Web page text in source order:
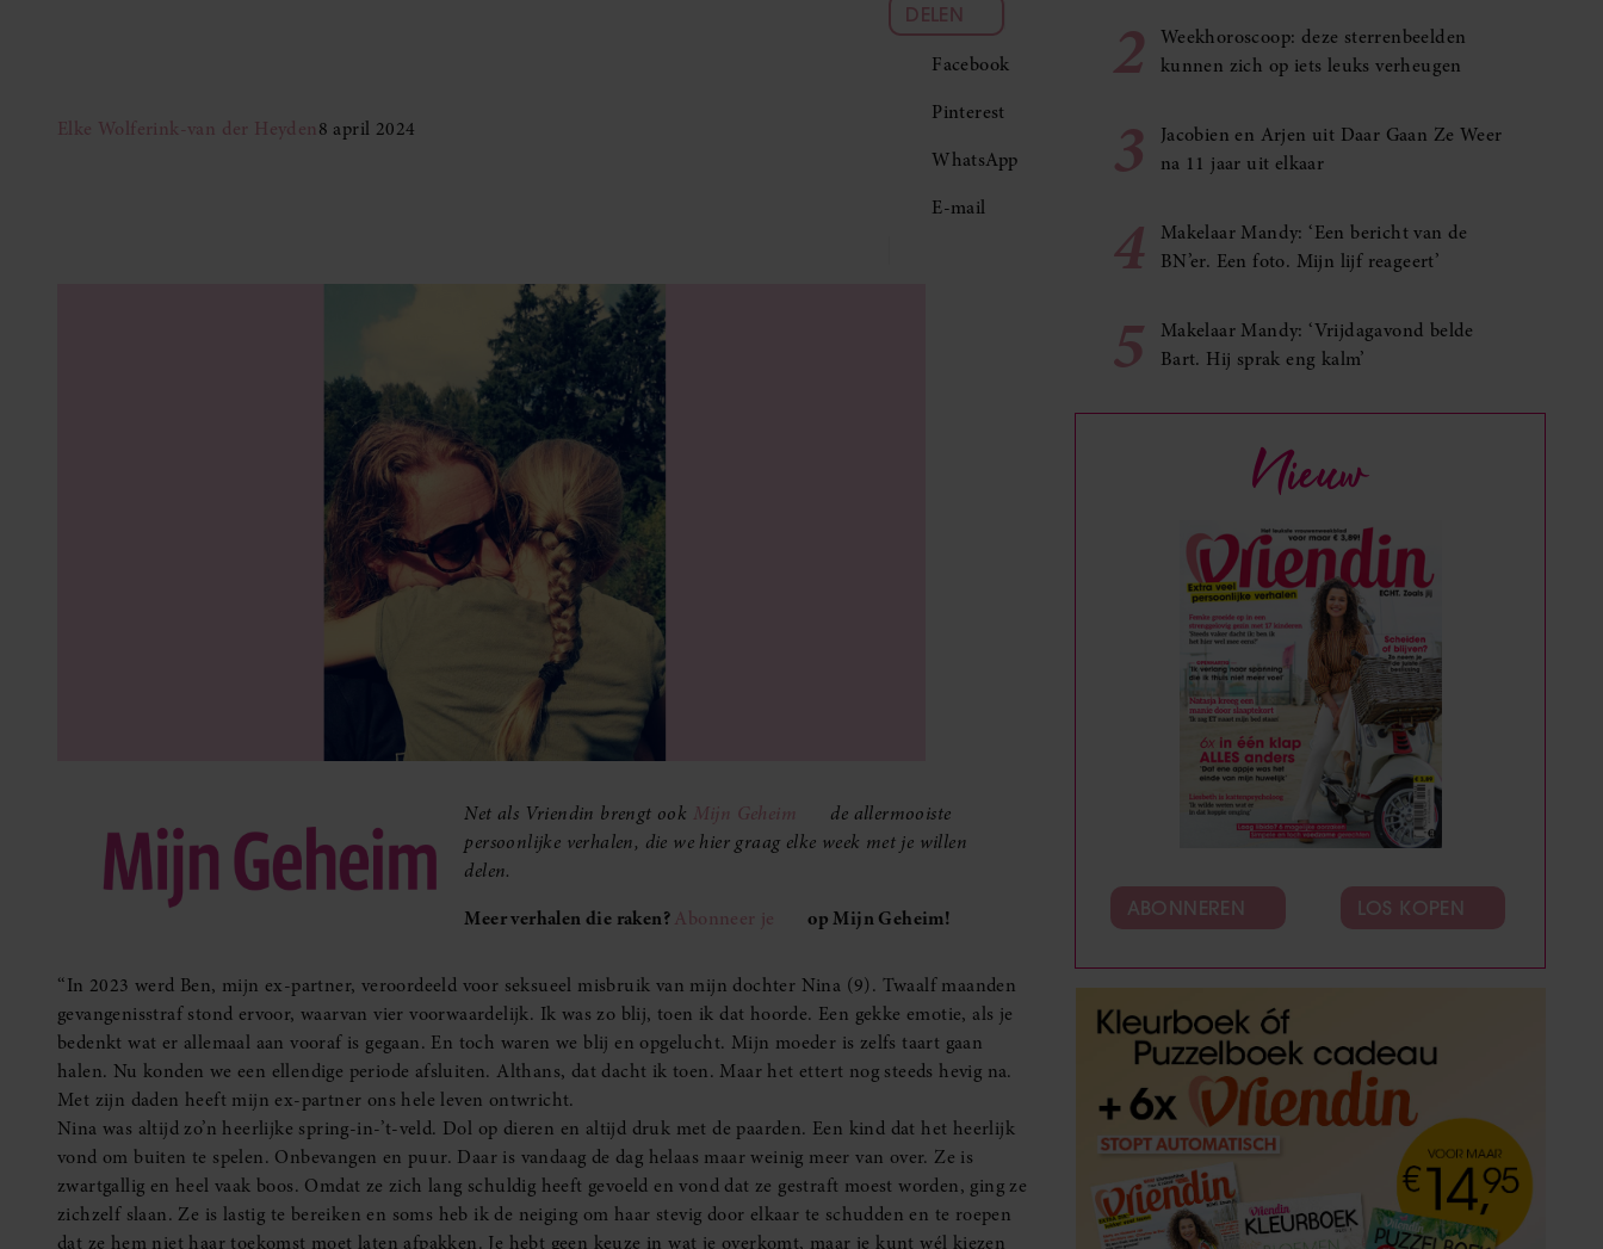
Elke Wolferink-van der Heyden8 april 2024
DELEN
Facebook
Pinterest
WhatsApp
E-mail
Net als Vriendin brengt ook Mijn Geheim
de allermooiste
persoonlijke verhalen, die we hier graag elke week met je willen
delen.
Meer verhalen die raken?Abonneer je op Mijn Geheim!
‘‘In 2023 werd Ben, mijn ex-partner, veroordeeld voor seksueel misbruik van mijn dochter Nina (9). Twaalf maanden
gevangenisstraf stond ervoor, waarvan vier voorwaardelijk. Ik was zo blij, toen ik dat hoorde. Een gekke emotie, als je
bedenkt wat er allemaal aan vooraf is gegaan. En toch waren we blij en opgelucht. Mijn moeder is zelfs taart gaan
halen. Nu konden we een ellendige periode afsluiten. Althans, dat dacht ik toen. Maar het ettert nog steeds hevig na.
Met zijn daden heeft mijn ex-partner ons hele leven ontwricht.
Nina was altijd zo’n heerlijke spring-in-’t-veld. Dol op dieren en altijd druk met de paarden. Een kind dat het heerlijk
vond om buiten te spelen. Onbevangen en puur. Daar is vandaag de dag helaas maar weinig meer van over. Ze is
zwartgallig en heel vaak boos. Omdat ze zich lang schuldig heeft gevoeld en vond dat ze gestraft moest worden, ging ze
zichzelf slaan. Ze is lastig te bereiken en soms heb ik de neiging om haar stevig door elkaar te schudden en te roepen
dat ze hem niet haar toekomst moet laten afpakken. Je hebt geen keuze in wat je overkomt, maar je kunt wél kiezen
2
Weekhoroscoop: deze sterrenbeelden
kunnen zich op iets leuks verheugen
3
Jacobien en Arjen uit Daar Gaan Ze Weer
na 11 jaar uit elkaar
4
Makelaar Mandy: ‘Een bericht van de
BN’er. Een foto. Mijn lijf reageert’
5
Makelaar Mandy: ‘Vrijdagavond belde
Bart. Hij sprak eng kalm’
Nieuw
ABONNEREN LOS KOPEN